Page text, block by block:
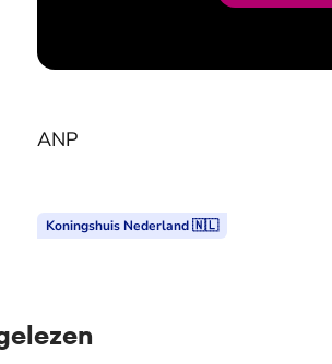
ANP
Koningshuis Nederland 🇳🇱